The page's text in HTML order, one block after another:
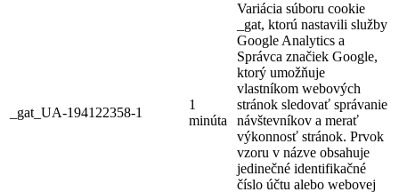
_gat_UA-194122358-1
1
minúta
Variácia súboru cookie
_gat, ktorú nastavili služby
Google Analytics a
Správca značiek Google,
ktorý umožňuje
vlastníkom webových
stránok sledovať správanie
návštevníkov a merať
výkonnosť stránok. Prvok
vzoru v názve obsahuje
jedinečné identifikačné
číslo účtu alebo webovej